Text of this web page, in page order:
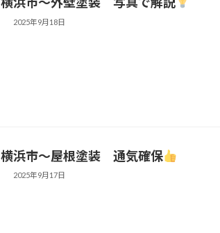
2025年9月18日
横浜市～屋根塗装 通気確保
2025年9月17日